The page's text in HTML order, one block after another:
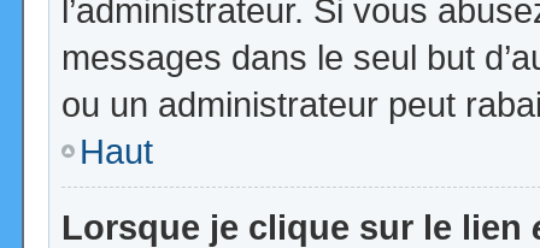
l’administrateur. Si vous
messages dans le seul but
ou un administrateur peut
Haut
Lorsque je clique sur le lien